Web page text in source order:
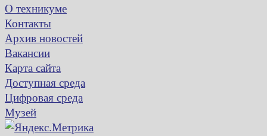
О техникуме
Контакты
Архив новостей
Вакансии
Карта сайта
Доступная среда
Цифровая среда
Музей